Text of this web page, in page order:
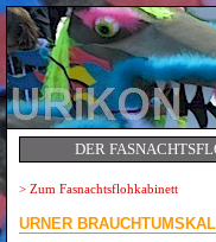
DER
> Zum Fasnachtsflohkabinett
URNER